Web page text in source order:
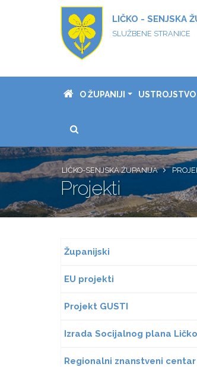
LIČKO - SENJSKA
SLUŽBENE STRANICE
O ŽUPANIJI USTROJSTVO
LIČKO-SENJSKA ŽUPANIJA
Projekti
Županijski
EU projekti
Projekt GUSTI
Izrada Socijalnog plana
Regionalni znanstveni